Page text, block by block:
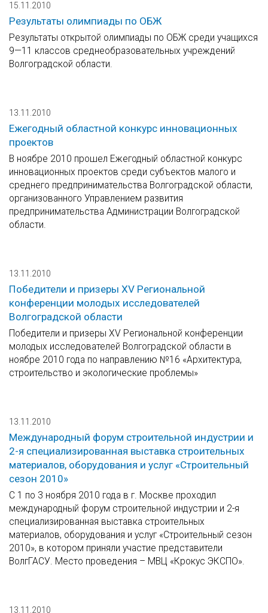
15.11.2010
Результаты олимпиады по ОБЖ
Результаты открытой олимпиады по ОБЖ среди учащихся
9—11 классов среднеобразовательных учреждений
Волгоградской области.
13.11.2010
Ежегодный областной конкурс инновационных
проектов
В ноябре 2010 прошел Ежегодный областной конкурс
инновационных проектов среди субъектов малого и
среднего предпринимательства Волгоградской области,
организованного Управлением развития
предпринимательства Администрации Волгоградской
области.
13.11.2010
Победители и призеры XV Региональной
конференции молодых исследователей
Волгоградской области
Победители и призеры XV Региональной конференции
молодых исследователей Волгоградской области в
ноябре 2010 года по направлению №16 «Архитектура,
строительство и экологические проблемы»
13.11.2010
Международный форум строительной индустрии и
2-я специализированная выставка строительных
материалов, оборудования и услуг «Строительный
сезон 2010»
С 1 по 3 ноября 2010 года в г. Москве проходил
международный форум строительной индустрии и 2-я
специализированная выставка строительных
материалов, оборудования и услуг «Строительный сезон
2010», в котором приняли участие представители
ВолгГАСУ. Место проведения – МВЦ «Крокус ЭКСПО».
13.11.2010